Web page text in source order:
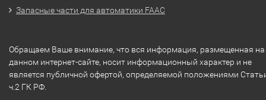
Запасные части для автоматики FAAC
Обращаем Ваше внимание, что вся информация, размещенная на
данном интернет-сайте, носит информационный характер и не
является публичной офертой, определяемой положениями
ч.2 ГК РФ.